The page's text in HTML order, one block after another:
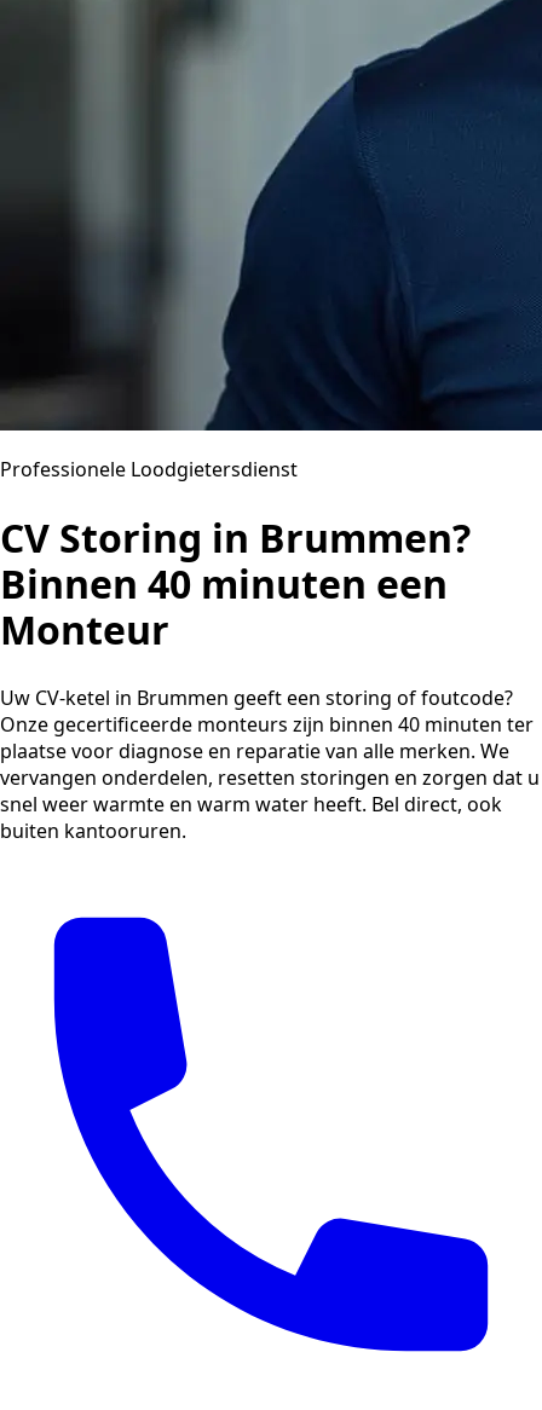
Professionele Loodgietersdienst
CV Storing in Brummen?
Binnen 40 minuten een
Monteur
Uw CV-ketel in Brummen geeft een storing of foutcode?
Onze gecertificeerde monteurs zijn binnen 40 minuten ter
plaatse voor diagnose en reparatie van alle merken. We
vervangen onderdelen, resetten storingen en zorgen dat u
snel weer warmte en warm water heeft. Bel direct, ook
buiten kantooruren.